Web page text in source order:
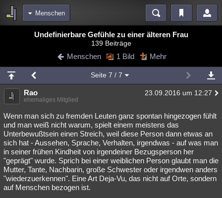
Menschen
Blogs Videos
Chat Wiki Neuigkeiten
meine Rubriken
Menschen Mystery Kriminalfälle
Spiritualität Verschwörungen Technologie Ufologie
Natur Umfragen Unterhaltung
weitere Rubriken
Philosophie Träume Orte Esoterik Literatur
Astronomie Helpdesk Gruppen Gaming Filme
Undefinierbare Gefühle zu einer älteren Frau
139 Beiträge
Menschen 1 Bild Mehr
Seite 7 / 7
Rao 23.09.2016 um 12:27
ehemaliges Mitglied
Wenn man sich zu fremden Leuten ganz spontan hingezogen fühlt
und man weiß nicht warum, spielt einem meistens das
Unterbewußtsein einen Streich, weil diese Person dann etwas an
sich hat - Aussehen, Sprache, Verhalten, irgendwas - auf was man
in seiner frühen Kindheit von irgendeiner Bezugsperson her
"geprägt" wurde. Sprich bei einer weiblichen Person glaubt man die
Mutter, Tante, Nachbarin, große Schwester oder irgendwen anders
"wiederzuerkennen". Eine Art Deja-Vu, das nicht auf Orte, sondern
auf Menschen bezogen ist.